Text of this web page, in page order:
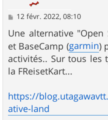
M
s
s
a
g
e
12 févr. 2022, 08:10
Une alternative "Open
et BaseCamp (garmin)
activités.. Sur tous les
la FReisetKart...
https://
ative-land